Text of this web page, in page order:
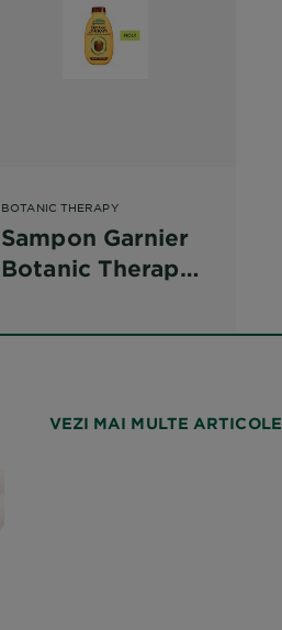
BOTANIC THERAPY
Sampon Garnier
Botanic Therapy
pentru parul
VEZI MAI MULTE ARTICOLE